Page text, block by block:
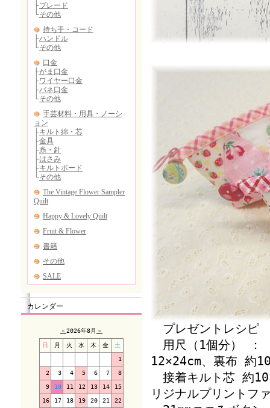
カレンダー
＜2026年8月 ＞
日 月 火 水 木 金 土
1
2 3 4 5 6 7 8
9 10 11 12 13 14 15
16 17 18 19 20 21 22
プレゼントレシピ
用尺（1個分） ：
12×24cm、裏布 約
接着キルト芯 約
リジナルプリントフ